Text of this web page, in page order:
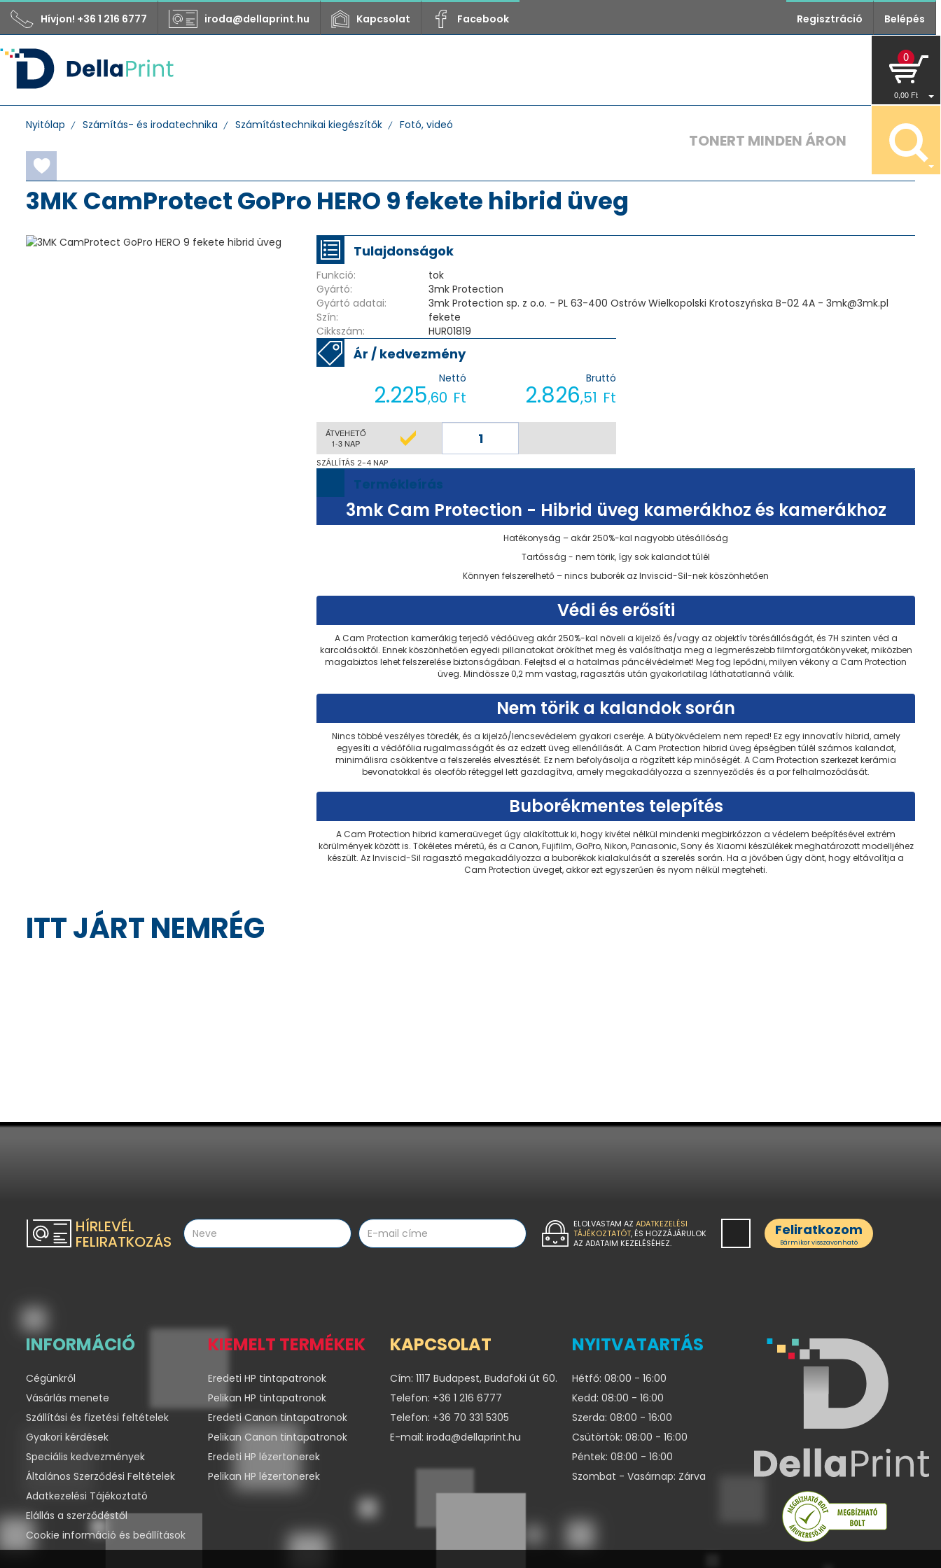
Hívjon! +36 1 216 6777 iroda@dellaprint.hu Kapcsolat Facebook Regisztráció Belépés
0
0,00 Ft
TONERT MINDEN ÁRON
Nyitólap Számítás- és irodatechnika Számítástechnikai kiegészítők Fotó, videó
3MK CamProtect GoPro HERO 9 fekete hibrid üveg
Tulajdonságok
Funkció:
tok
Gyártó:
3mk Protection
Gyártó adatai:
3mk Protection sp. z o.o. - PL 63-400 Ostrów Wielkopolski Krotoszyńska B-02 4A - 3mk@3mk.pl
Szín:
fekete
Cikkszám:
HUR01819
Ár / kedvezmény
Nettó
2.225,60 Ft
Bruttó
2.826,51 Ft
ÁTVEHETŐ
1-3 NAP
SZÁLLÍTÁS 2-4 NAP
Termékleírás
3mk Cam Protection - Hibrid üveg kamerákhoz és kamerákhoz
Hatékonyság – akár 250%-kal nagyobb ütésállóság
Tartósság - nem törik, így sok kalandot túlél
Könnyen felszerelhető – nincs buborék az Inviscid-Sil-nek köszönhetően
Védi és erősíti
A Cam Protection kamerákig terjedő védőüveg akár 250%-kal növeli a kijelző és/vagy az objektív törésállóságát, és 7H szinten véd a
karcolásoktól. Ennek köszönhetően egyedi pillanatokat örökíthet meg és valósíthatja meg a legmerészebb filmforgatókönyveket, miközben
magabiztos lehet felszerelése biztonságában. Felejtsd el a hatalmas páncélvédelmet! Meg fog lepődni, milyen vékony a Cam Protection
üveg. Mindössze 0,2 mm vastag, ragasztás után gyakorlatilag láthatatlanná válik.
Nem törik a kalandok során
Nincs többé veszélyes töredék, és a kijelző/lencsevédelem gyakori cseréje. A bütyökvédelem nem reped! Ez egy innovatív hibrid, amely
egyesíti a védőfólia rugalmasságát és az edzett üveg ellenállását. A Cam Protection hibrid üveg épségben túlél számos kalandot,
minimálisra csökkentve a felszerelés elvesztését. Ez nem befolyásolja a rögzített kép minőségét. A Cam Protection szerkezet kerámia
bevonatokkal és oleofób réteggel lett gazdagítva, amely megakadályozza a szennyeződés és a por felhalmozódását.
Buborékmentes telepítés
A Cam Protection hibrid kameraüveget úgy alakítottuk ki, hogy kivétel nélkül mindenki megbirkózzon a védelem beépítésével extrém
körülmények között is. Tökéletes méretű, és a Canon, Fujifilm, GoPro, Nikon, Panasonic, Sony és Xiaomi készülékek meghatározott modelljéhez
készült. Az Inviscid-Sil ragasztó megakadályozza a buborékok kialakulását a szerelés során. Ha a jövőben úgy dönt, hogy eltávolítja a
Cam Protection üveget, akkor ezt egyszerűen és nyom nélkül megteheti.
ITT JÁRT NEMRÉG
HÍRLEVÉL
FELIRATKOZÁS
ELOLVASTAM AZ ADATKEZELÉSI
TÁJÉKOZTATÓT, ÉS HOZZÁJÁRULOK
AZ ADATAIM KEZELÉSÉHEZ.
Feliratkozom
Bármikor visszavonható
INFORMÁCIÓ
Cégünkről
Vásárlás menete
Szállítási és fizetési feltételek
Gyakori kérdések
Speciális kedvezmények
Általános Szerződési Feltételek
Adatkezelési Tájékoztató
Elállás a szerződéstől
Cookie információ és beállítások
KIEMELT TERMÉKEK
Eredeti HP tintapatronok
Pelikan HP tintapatronok
Eredeti Canon tintapatronok
Pelikan Canon tintapatronok
Eredeti HP lézertonerek
Pelikan HP lézertonerek
KAPCSOLAT
Cím: 1117 Budapest, Budafoki út 60.
Telefon: +36 1 216 6777
Telefon: +36 70 331 5305
E-mail: iroda@dellaprint.hu
NYITVATARTÁS
Hétfő: 08:00 - 16:00
Kedd: 08:00 - 16:00
Szerda: 08:00 - 16:00
Csütörtök: 08:00 - 16:00
Péntek: 08:00 - 16:00
Szombat - Vasárnap: Zárva